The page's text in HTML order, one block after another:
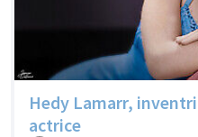
Hedy Lamarr,
actrice